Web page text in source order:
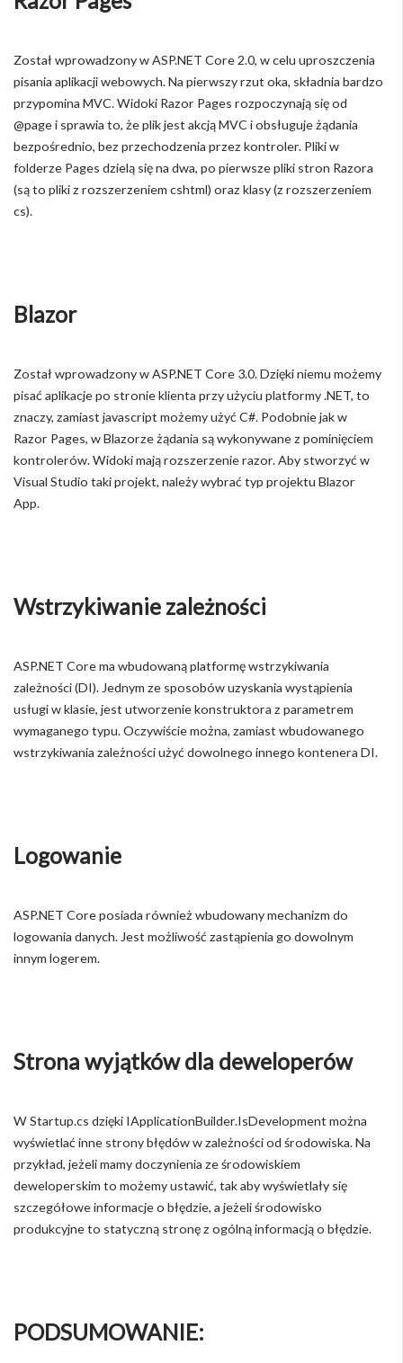
Został wprowadzony w ASP.NET Core 2.0, w celu uproszczenia
pisania aplikacji webowych. Na pierwszy rzut oka, składnia bardzo
przypomina MVC. Widoki Razor Pages rozpoczynają się od
@page i sprawia to, że plik jest akcją MVC i obsługuje żądania
bezpośrednio, bez przechodzenia przez kontroler. Pliki w
folderze Pages dzielą się na dwa, po pierwsze pliki stron Razora
(są to pliki z rozszerzeniem cshtml) oraz klasy (z rozszerzeniem
cs).
Blazor
Został wprowadzony w ASP.NET Core 3.0. Dzięki niemu możemy
pisać aplikacje po stronie klienta przy użyciu platformy .NET, to
znaczy, zamiast javascript możemy użyć C#. Podobnie jak w
Razor Pages, w Blazorze żądania są wykonywane z pominięciem
kontrolerów. Widoki mają rozszerzenie razor. Aby stworzyć w
Visual Studio taki projekt, należy wybrać typ projektu Blazor
App.
Wstrzykiwanie zależności
ASP.NET Core ma wbudowaną platformę wstrzykiwania
zależności (DI). Jednym ze sposobów uzyskania wystąpienia
usługi w klasie, jest utworzenie konstruktora z parametrem
wymaganego typu. Oczywiście można, zamiast wbudowanego
wstrzykiwania zależności użyć dowolnego innego kontenera DI.
Logowanie
ASP.NET Core posiada również wbudowany mechanizm do
logowania danych. Jest możliwość zastąpienia go dowolnym
innym logerem.
Strona wyjątków dla deweloperów
W Startup.cs dzięki IApplicationBuilder.IsDevelopment można
wyświetlać inne strony błędów w zależności od środowiska. Na
przykład, jeżeli mamy doczynienia ze środowiskiem
deweloperskim to możemy ustawić, tak aby wyświetlały się
szczegółowe informacje o błędzie, a jeżeli środowisko
produkcyjne to statyczną stronę z ogólną informacją o błędzie.
PODSUMOWANIE: